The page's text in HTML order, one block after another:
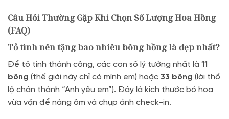
Câu Hỏi Thường Gặp Khi Chọn Số Lượng Hoa Hồng
(FAQ)
Tỏ tình nên tặng bao nhiêu bông hồng là đẹp nhất?
Để tỏ tình thành công, các con số lý tưởng nhất là 11
bông (thế giới này chỉ có mình em) hoặc 33 bông (lời thổ
lộ chân thành “Anh yêu em”). Đây là kích thước bó hoa
vừa vặn để nàng ôm và chụp ảnh check-in.